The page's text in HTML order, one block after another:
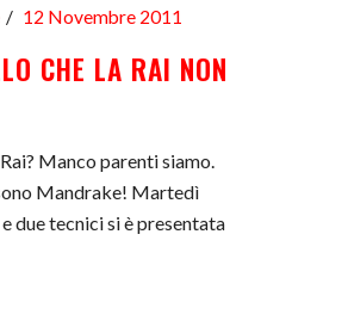
12 Novembre 2011
CHE LA RAI NON
Manco parenti siamo.
Mandrake! Martedì
due tecnici si è presentata